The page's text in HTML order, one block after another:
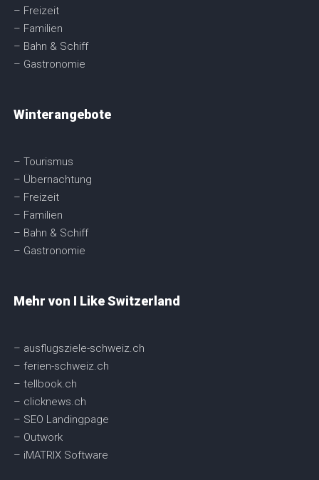
– Freizeit
– Familien
– Bahn & Schiff
– Gastronomie
Winterangebote
– Tourismus
– Übernachtung
– Freizeit
– Familien
– Bahn & Schiff
– Gastronomie
Mehr von I Like Switzerland
– ausflugsziele-schweiz.ch
– ferien-schweiz.ch
– tellbook.ch
– clicknews.ch
– SEO Landingpage
– Outwork
– iMATRIX Software